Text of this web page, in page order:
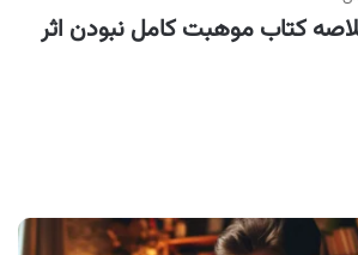
کتاب موهبت کامل نبودن اثر